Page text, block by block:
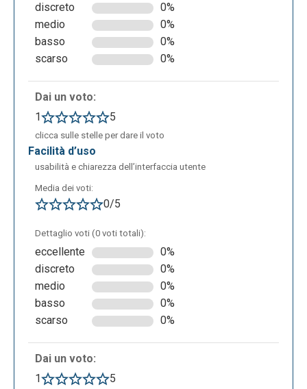
discreto
0%
medio
0%
basso
0%
scarso
0%
Dai un voto:
1
5
clicca sulle stelle per dare il voto
facilità d’uso
usabilità e chiarezza dell’interfaccia utente
Media dei voti:
0/5
Dettaglio voti (0 voti totali):
eccellente
0%
discreto
0%
medio
0%
basso
0%
scarso
0%
Dai un voto:
1
5